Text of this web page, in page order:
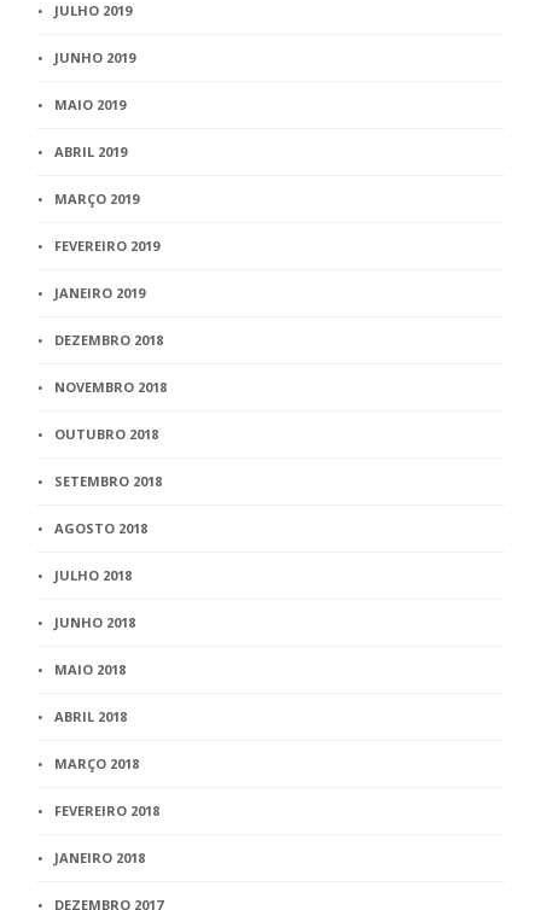
JULHO 2019
JUNHO 2019
MAIO 2019
ABRIL 2019
MARÇO 2019
FEVEREIRO 2019
JANEIRO 2019
DEZEMBRO 2018
NOVEMBRO 2018
OUTUBRO 2018
SETEMBRO 2018
AGOSTO 2018
JULHO 2018
JUNHO 2018
MAIO 2018
ABRIL 2018
MARÇO 2018
FEVEREIRO 2018
JANEIRO 2018
DEZEMBRO 2017